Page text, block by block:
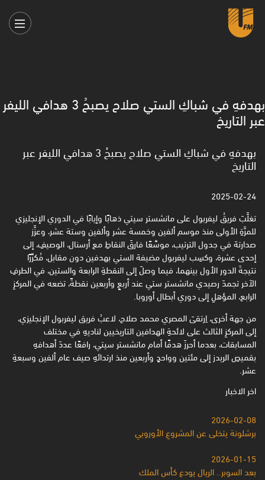
بهدفهِ في شباكِ الستي صلاح يصبحُ 3 هدافي الليفر
عبر التاريخ
بهدفهِ في شباكِ الستي صلاح يصبحُ 3 هدافي الليفر عبر
التاريخ
2025-02-24
تغلَّبَ فريقُ ليفربول على مانشستر سيتي ذهابًا وإيابًا في الدوري الإنجليزي
للمرَّةِ الأولى منذ موسم ألفين وخمسة عشر ‏وألفين وستة عشر، وعزَّز
صدارتهَ في جدول الترتيب، موسِّعًا فارقَ النقاطِ مع أرسنال، الوصيفِ، إلى
إحدى عشرة، ‏وكسِب ليفربول مضيفهَ الستي بهدفين دون مقابل، مُكرِّرًا
نتيجةَ الدور الأول بينهما، فيما وصلَ إلى النقطةِ الرابعة ‏والستين، في الطرفِ
الآخر تجمدَ رصيدي مانشستر ستي عند أربعٍ وأربعين نقطةً، تضعه في المركزِ
الرابع، المؤهلِ ‏إلى دوري أبطال أوروبا.‏
من جهة أخرى، اِرتقىَ المصري محمد صلاح، لاعبُ فريق ليفربول الإنجليزي،
إلى المركزِ الثالث على لائحةِ الهدافين التاريخيين لناديهِ ‏في مختلف
المسابقات، بعدما أحرزَ هدفًا أمام مانشستر سيتي، رافعًا عددَ أهدافهِ
بقميصِ الريدز إلى مئتين وواحدٍ ‏وأربعين منذ ارتدائهِ صيف عام ألفين وسبعةِ
عشر.‏
اخر الاخبار
2026-02-08
برشلونة يتخلى عن المشروعِ الأوروبي
2026-01-15
بعد السوبر.. الريال يودع كأس الملك